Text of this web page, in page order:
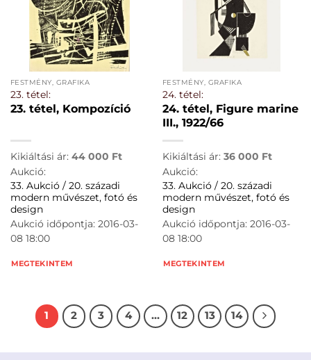
FESTMÉNY, GRAFIKA
23. tétel:
23. tétel, Kompozíció
Kikiáltási ár: 44 000 Ft
Aukció:
33. Aukció / 20. századi
modern művészet, fotó és
design
Aukció időpontja: 2016-03-
08 18:00
MEGTEKINTEM
FESTMÉNY, GRAFIKA
24. tétel:
24. tétel, Figure marine
III., 1922/66
Kikiáltási ár: 36 000 Ft
Aukció:
33. Aukció / 20. századi
modern művészet, fotó és
design
Aukció időpontja: 2016-03-
08 18:00
MEGTEKINTEM
1 2 3 4 … 12 13 14